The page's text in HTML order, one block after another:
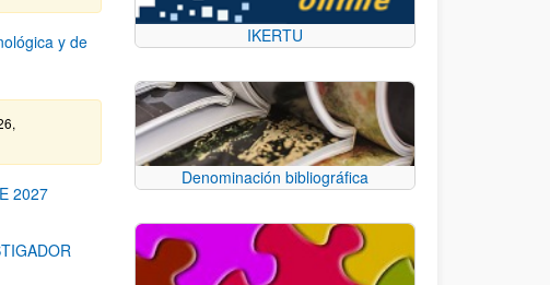
y de
2027
IKERTU
Denominación bibliográfica